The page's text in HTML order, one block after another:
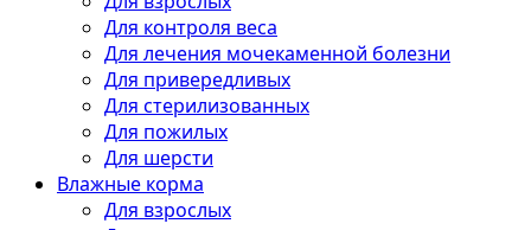
Для контроля веса
Для лечения мочекаменной болезни
Для привередливых
Для стерилизованных
Для пожилых
Для шерсти
Влажные корма
Для взрослых